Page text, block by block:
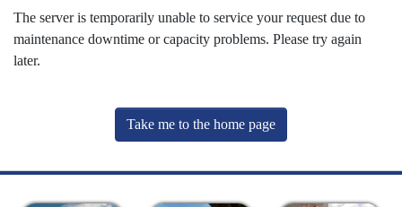
The server is temporarily unable to service your request due to
maintenance downtime or capacity problems. Please try again
later.
Take me to the home page